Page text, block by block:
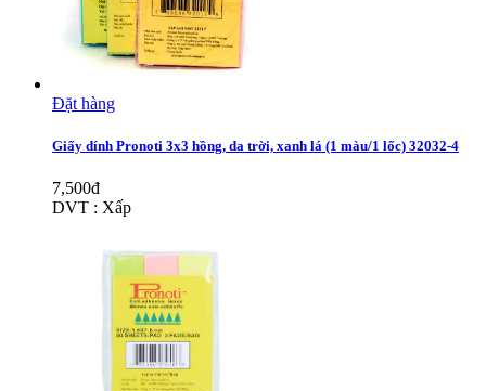
Đặt hàng
Giấy dính Pronoti 3x3 hồng, da trời, xanh lá (1 màu/1 lốc) 32032-4
7,500đ
DVT : Xấp